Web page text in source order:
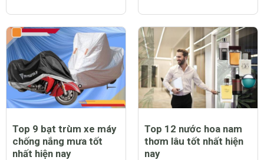
Top 9 bạt trùm xe máy
chống nắng mưa tốt
nhất hiện nay
Top 12 nước hoa nam
thơm lâu tốt nhất hiện
nay